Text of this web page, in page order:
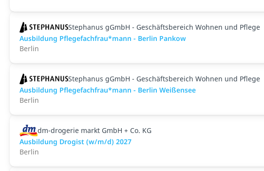
Stephanus gGmbH - Geschäftsbereich Wohnen und Pflege
Ausbildung Pflegefachfrau*mann - Berlin Pankow
Berlin
Stephanus gGmbH - Geschäftsbereich Wohnen und Pflege
Ausbildung Pflegefachfrau*mann - Berlin Weißensee
Berlin
dm-drogerie markt GmbH + Co. KG
Ausbildung Drogist (w/m/d) 2027
Berlin